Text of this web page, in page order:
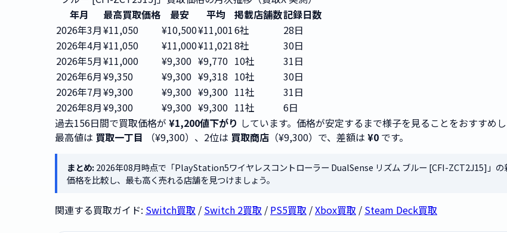
年月
最高買取価格 最安 平均 掲載店舗数記録日数
2026年3月¥11,050 ¥10,500¥11,0016社
28日
2026年4月¥11,050 ¥11,000¥11,0218社
30日
2026年5月¥11,000 ¥9,300 ¥9,770 10社
31日
2026年6月¥9,350 ¥9,300 ¥9,318 10社
30日
2026年7月¥9,300 ¥9,300 ¥9,300 11社
31日
2026年8月¥9,300 ¥9,300 ¥9,300 11社
6日
過去156日間で買取価格が ¥1,200値下がり しています。価格が安定するまで様子を見ることをおすすめし
最高値は 買取一丁目 （¥9,300）、2位は 買取商店 （¥9,300）で、差額は ¥0 です。
まとめ:2026年08月時点で「PlayStation5ワイヤレスコントローラー DualSense リズム ブルー [CFI-ZCT2J15]」の
価格を比較し、最も高く売れる店舗を見つけましょう。
関連する買取ガイド: Switch買取 / Switch 2買取 / PS5買取 /Xbox買取 / Steam Deck買取